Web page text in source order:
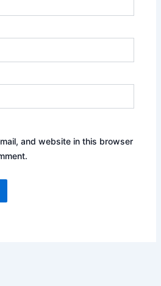
and website in this browser